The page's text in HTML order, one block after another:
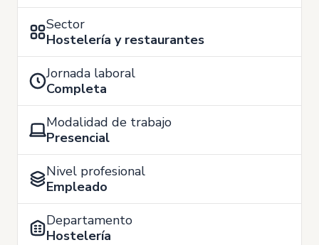
Sector
Hostelería y restaurantes
Jornada laboral
Completa
Modalidad de trabajo
Presencial
Nivel profesional
Empleado
Departamento
Hostelería